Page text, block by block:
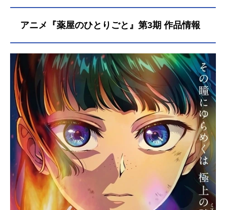
アニメ『薬屋のひとりごと』第3期 作品情報